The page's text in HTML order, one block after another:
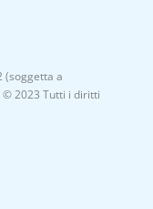
(soggetta a
© 2023 Tutti i diritti